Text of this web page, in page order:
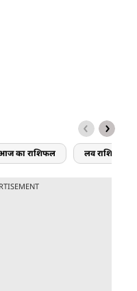
का राशिफल लव राशिफल